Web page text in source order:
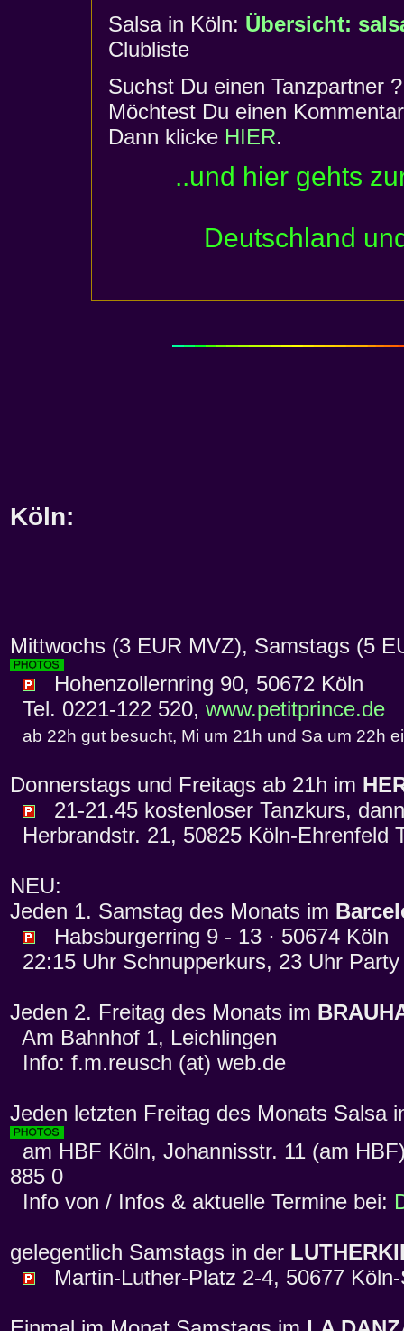
Salsa in Köln: Übersicht:
Clubliste
Suchst Du einen Tanzpartner
Möchtest Du einen
Dann klicke HIER.
..und hier gehts
Deutschland
Köln:
Mittwochs (3 EUR MVZ), Samstags (5
Hohenzollernring 90, 50672 Köln
Tel. 0221-122 520, www.petitprince.de
ab 22h gut besucht, Mi um 21h und Sa um 22h
Donnerstags und Freitags ab 21h im
21-21.45 kostenloser Tanzkurs,
Herbrandstr. 21, 50825 Köln-Ehrenfeld
NEU:
Jeden 1. Samstag des Monats im
Habsburgerring 9 - 13 · 50674 Köln
22:15 Uhr Schnupperkurs, 23 Uhr Party
Jeden 2. Freitag des Monats im
Am Bahnhof 1, Leichlingen
Info: f.m.reusch (at) web.de
Jeden letzten Freitag des Monats Salsa
am HBF Köln, Johannisstr. 11 (am
885 0
Info von / Infos & aktuelle Termine bei:
gelegentlich Samstags in der
Martin-Luther-Platz 2-4, 50677